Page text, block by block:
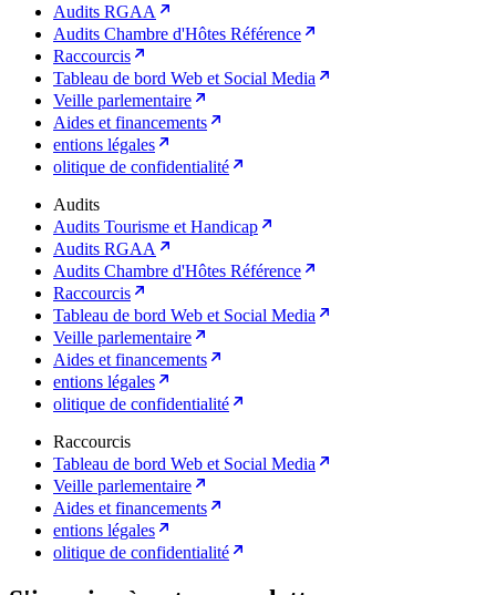
Audits RGAA
Audits Chambre d'Hôtes Référence
Raccourcis
Tableau de bord Web et Social Media
Veille parlementaire
Aides et financements
entions légales
olitique de confidentialité
Audits
Audits Tourisme et Handicap
Audits RGAA
Audits Chambre d'Hôtes Référence
Raccourcis
Tableau de bord Web et Social Media
Veille parlementaire
Aides et financements
entions légales
olitique de confidentialité
Raccourcis
Tableau de bord Web et Social Media
Veille parlementaire
Aides et financements
entions légales
olitique de confidentialité